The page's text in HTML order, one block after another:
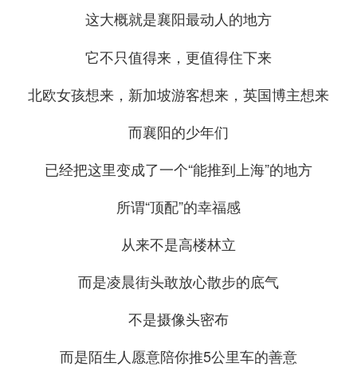
这大概就是襄阳最动人的地方
它不只值得来，更值得住下来
北欧女孩想来，新加坡游客想来，英国博主想来
而襄阳的少年们
已经把这里变成了一个“能推到上海”的地方
所谓“顶配”的幸福感
从来不是高楼林立
而是凌晨街头敢放心散步的底气
不是摄像头密布
而是陌生人愿意陪你推5公里车的善意